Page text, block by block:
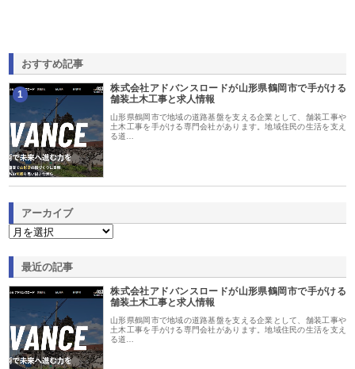
おすすめ記事
1
株式会社アドバンスロードが山形県鶴岡市で手がける
舗装土木工事と求人情報
山形県鶴岡市で地域の道路基盤を支える企業として、舗装工事や
土木工事を手がける専門会社があります。地域住民の生活を支え
る道…
アーカイブ
最近の記事
株式会社アドバンスロードが山形県鶴岡市で手がける
舗装土木工事と求人情報
山形県鶴岡市で地域の道路基盤を支える企業として、舗装工事や
土木工事を手がける専門会社があります。地域住民の生活を支え
る道…